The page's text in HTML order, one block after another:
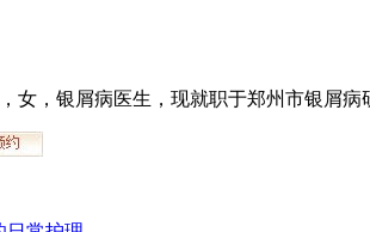
女，银屑病医生，现就职于郑州市银屑病